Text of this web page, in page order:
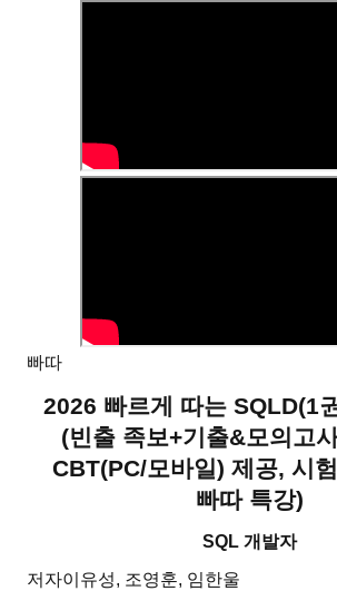
빠따
2026 빠르게 따는 SQLD(1
(빈출 족보+기출&모의고
CBT(PC/모바일) 제공, 시
빠따 특강)
SQL 개발자
저자이유성, 조영훈, 임한울